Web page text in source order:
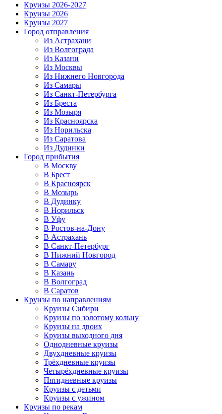
Круизы 2026-2027
Круизы 2026
Круизы 2027
Город отправления
Из Астрахани
Из Волгограда
Из Казани
Из Москвы
Из Нижнего Новгорода
Из Самары
Из Санкт-Петербурга
Из Бреста
Из Мозыря
Из Красноярска
Из Норильска
Из Саратова
Из Дудинки
Город прибытия
В Москву
В Брест
В Красноярск
В Мозырь
В Дудинку
В Норильск
В Уфу
В Ростов-на-Дону
В Астрахань
В Санкт-Петербург
В Нижний Новгород
В Самару
В Казань
В Волгоград
В Саратов
Круизы по направлениям
Круизы Сибири
Круизы по золотому кольцу
Круизы на двоих
Круизы выходного дня
Однодневные круизы
Двухдневные круизы
Трёхдневные круизы
Четырёхдневные круизы
Пятидневные круизы
Круизы с детьми
Круизы с ужином
Круизы по рекам